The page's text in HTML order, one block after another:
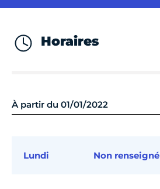
Horaires
À partir du 01/01/2022
Lundi Non renseigné